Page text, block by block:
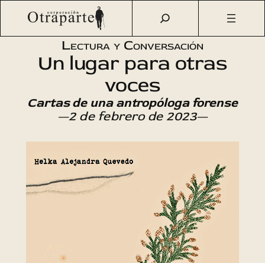
Saltar
Otraparte.org /Agenda Cultural Literatura
Un lugar
Lectura y Conversación
Un lugar para otras
voces
Cartas de una antropóloga forense
—2 de febrero de 2023—